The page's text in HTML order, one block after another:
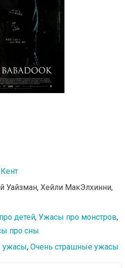
Уайзман, Хейли МакЭлхинни,
детей, Ужасы про монстров,
про сны
ужасы, Очень страшные ужасы